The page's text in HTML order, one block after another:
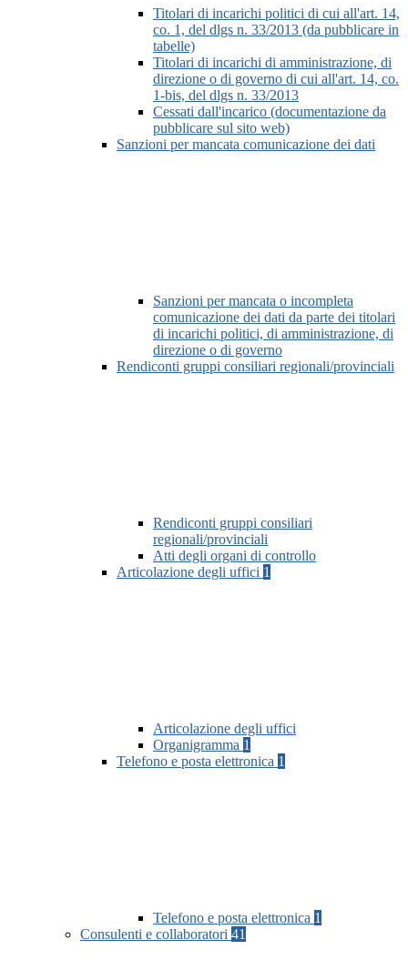
Titolari di incarichi politici di cui all'art. 14,
co. 1, del dlgs n. 33/2013 (da pubblicare in
tabelle)
Titolari di incarichi di amministrazione, di
direzione o di governo di cui all'art. 14, co.
1-bis, del dlgs n. 33/2013
Cessati dall'incarico (documentazione da
pubblicare sul sito web)
Sanzioni per mancata comunicazione dei dati
Sanzioni per mancata o incompleta
comunicazione dei dati da parte dei titolari
di incarichi politici, di amministrazione, di
direzione o di governo
Rendiconti gruppi consiliari regionali/provinciali
Rendiconti gruppi consiliari
regionali/provinciali
Atti degli organi di controllo
Articolazione degli uffici 1
Articolazione degli uffici
Organigramma 1
Telefono e posta elettronica 1
Telefono e posta elettronica 1
Consulenti e collaboratori 41